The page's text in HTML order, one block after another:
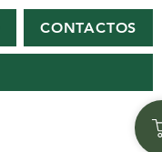
CONTACTOS